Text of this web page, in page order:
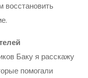
восстановить
Баку я расскажу
помогали